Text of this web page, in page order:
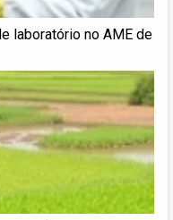
laboratório no AME de